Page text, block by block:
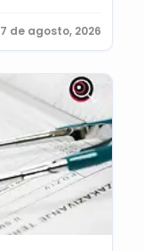
7 de agosto, 2026